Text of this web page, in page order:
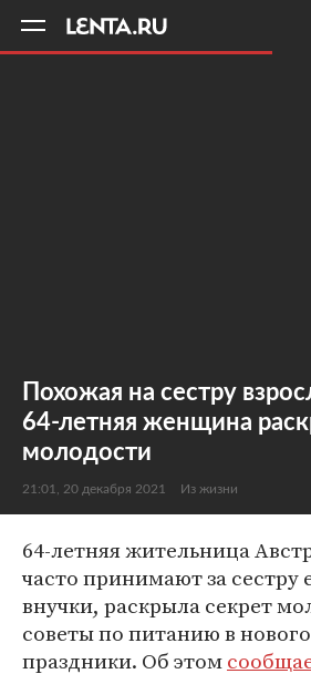
Похожая на сестру
64-летняя женщина
молодости
21:01, 20 декабря 2021 Из жизни
64-летняя жительница
часто принимают за сестру
внучки, раскрыла секрет
советы по питанию в
праздники. Об этом